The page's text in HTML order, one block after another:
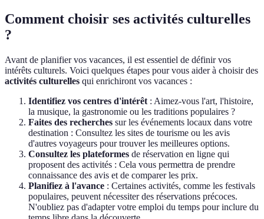
Comment choisir ses activités culturelles
?
Avant de planifier vos vacances, il est essentiel de définir vos
intérêts culturels. Voici quelques étapes pour vous aider à choisir des
activités culturelles qui enrichiront vos vacances :
Identifiez vos centres d'intérêt : Aimez-vous l'art, l'histoire,
la musique, la gastronomie ou les traditions populaires ?
Faites des recherches sur les événements locaux dans votre
destination : Consultez les sites de tourisme ou les avis
d'autres voyageurs pour trouver les meilleures options.
Consultez les plateformes de réservation en ligne qui
proposent des activités : Cela vous permettra de prendre
connaissance des avis et de comparer les prix.
Planifiez à l'avance : Certaines activités, comme les festivals
populaires, peuvent nécessiter des réservations précoces.
N'oubliez pas d'adapter votre emploi du temps pour inclure du